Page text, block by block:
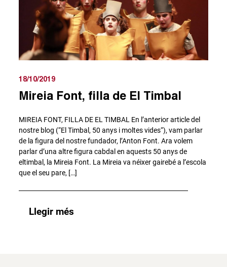
18/10/2019
Mireia Font, filla de El Timbal
MIREIA FONT, FILLA DE EL TIMBAL En l’anterior article del
nostre blog (“El Timbal, 50 anys i moltes vides“), vam parlar
de la figura del nostre fundador, l’Anton Font. Ara volem
parlar d’una altre figura cabdal en aquests 50 anys de
eltimbal, la Mireia Font. La Mireia va néixer gairebé a l’escola
que el seu pare, […]
Llegir més